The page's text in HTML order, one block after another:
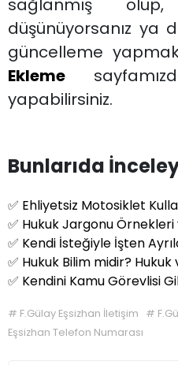
düşünüyorsanız ya
güncelleme
Ekleme
yapabilirsiniz.
Bunlarıda
✅ Ehliyetsiz Motosiklet
✅ Hukuk Jargonu
✅ Kendi İsteğiyle İşten
✅ Hukuk Bilim midir? Hukuk
✅ Kendini Kamu Görevlisi
# F.Gülay Eşsizhan İletişim #
Eşsizhan Telefon Numarası